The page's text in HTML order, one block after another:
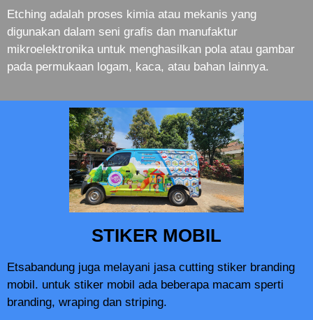
Etching adalah proses kimia atau mekanis yang
digunakan dalam seni grafis dan manufaktur
mikroelektronika untuk menghasilkan pola atau gambar
pada permukaan logam, kaca, atau bahan lainnya.
STIKER MOBIL
Etsabandung juga melayani jasa cutting stiker branding
mobil. untuk stiker mobil ada beberapa macam sperti
branding, wraping dan striping.